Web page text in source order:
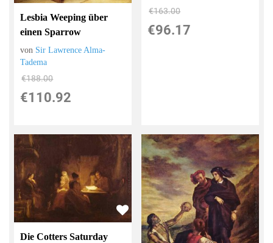
Lesbia Weeping über
einen Sparrow
von Sir Lawrence Alma-
Tadema
€188.00
€110.92
€163.00
€96.17
Die Cotters Saturday